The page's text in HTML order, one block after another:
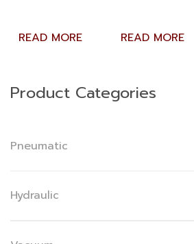
READ MORE READ MORE
Product Categories
Pneumatic
Hydraulic